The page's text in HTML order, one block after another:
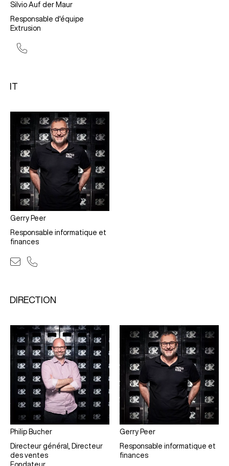
Silvio Auf der Maur
Responsable d'équipe
Extrusion
IT
Gerry Peer
Responsable informatique et
finances
DIRECTION
Philip Bucher
Directeur général, Directeur
des ventes
Fondateur
Gerry Peer
Responsable informatique et
finances